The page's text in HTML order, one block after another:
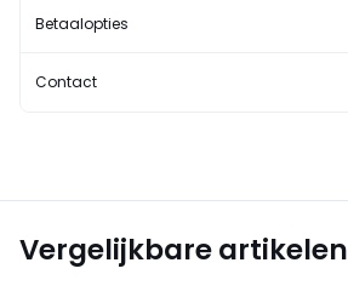
Betaalopties
Contact
Vergelijkbare artikelen